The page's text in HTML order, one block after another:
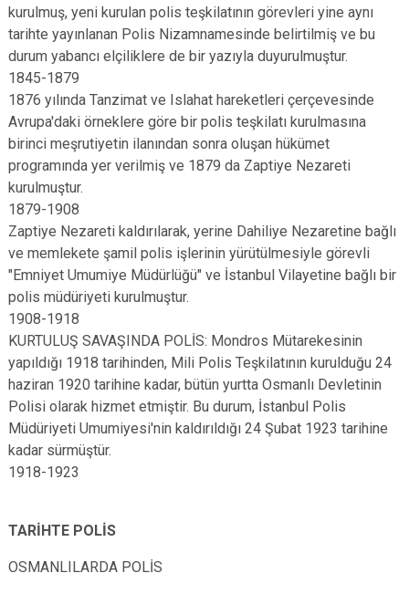
kurulmuş, yeni kurulan polis teşkilatının görevleri yine aynı
tarihte yayınlanan Polis Nizamnamesinde belirtilmiş ve bu
durum yabancı elçiliklere de bir yazıyla duyurulmuştur.
1845-1879
1876 yılında Tanzimat ve Islahat hareketleri çerçevesinde
Avrupa'daki örneklere göre bir polis teşkilatı kurulmasına
birinci meşrutiyetin ilanından sonra oluşan hükümet
programında yer verilmiş ve 1879 da Zaptiye Nezareti
kurulmuştur.
1879-1908
Zaptiye Nezareti kaldırılarak, yerine Dahiliye Nezaretine bağlı
ve memlekete şamil polis işlerinin yürütülmesiyle görevli
"Emniyet Umumiye Müdürlüğü" ve İstanbul Vilayetine bağlı bir
polis müdüriyeti kurulmuştur.
1908-1918
KURTULUŞ SAVAŞINDA POLİS: Mondros Mütarekesinin
yapıldığı 1918 tarihinden, Mili Polis Teşkilatının kurulduğu 24
haziran 1920 tarihine kadar, bütün yurtta Osmanlı Devletinin
Polisi olarak hizmet etmiştir. Bu durum, İstanbul Polis
Müdüriyeti Umumiyesi'nin kaldırıldığı 24 Şubat 1923 tarihine
kadar sürmüştür.
1918-1923
TARİHTE POLİS
OSMANLILARDA POLİS